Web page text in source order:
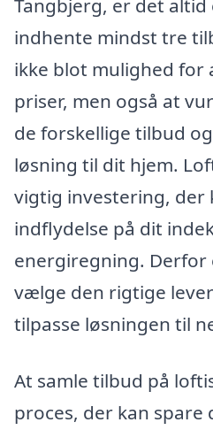
Tangbjerg, er det altid
indhente mindst tre
ikke blot mulighed for
priser, men også at
de forskellige tilbud
løsning til dit hjem.
vigtig investering, der
indflydelse på dit
energiregning.
vælge den rigtige
tilpasse løsningen til
At samle tilbud på
proces, der kan spare